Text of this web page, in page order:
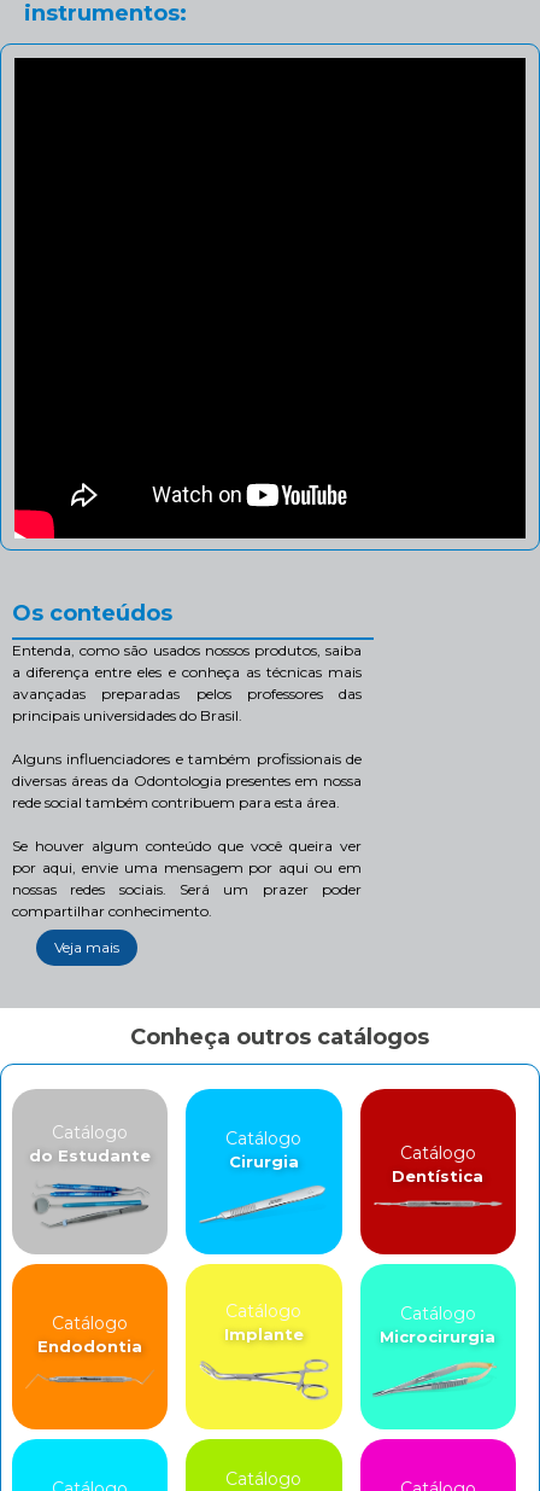
instrumentos:
Os conteúdos
Entenda, como são usados nossos produtos, saiba
a diferença entre eles e conheça as técnicas mais
avançadas preparadas pelos professores das
principais universidades do Brasil.
Alguns influenciadores e também profissionais de
diversas áreas da Odontologia presentes em nossa
rede social também contribuem para esta área.
Se houver algum conteúdo que você queira ver
por aqui, envie uma mensagem por aqui ou em
nossas redes sociais. Será um prazer poder
compartilhar conhecimento.
Veja mais
Conheça outros catálogos
Catálogo
do Estudante
Catálogo
Cirurgia Catálogo
Dentística
Catálogo
Endodontia
Catálogo
Implante
Catálogo
Microcirurgia
Catálogo